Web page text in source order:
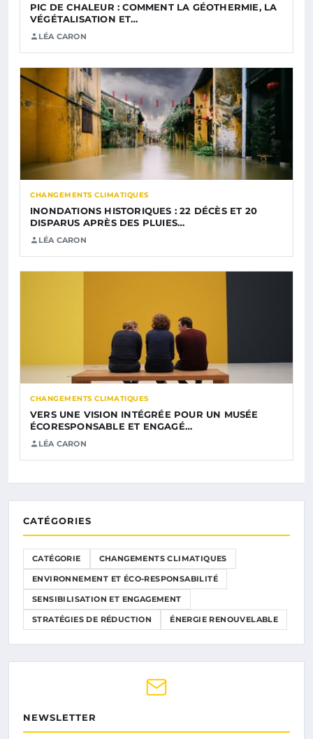
PIC DE CHALEUR : COMMENT LA GÉOTHERMIE, LA
VÉGÉTALISATION ET…
LÉA CARON
CHANGEMENTS CLIMATIQUES
INONDATIONS HISTORIQUES : 22 DÉCÈS ET 20
DISPARUS APRÈS DES PLUIES…
LÉA CARON
CHANGEMENTS CLIMATIQUES
VERS UNE VISION INTÉGRÉE POUR UN MUSÉE
ÉCORESPONSABLE ET ENGAGÉ…
LÉA CARON
CATÉGORIES
CATÉGORIE CHANGEMENTS CLIMATIQUES
ENVIRONNEMENT ET ÉCO-RESPONSABILITÉ
SENSIBILISATION ET ENGAGEMENT
STRATÉGIES DE RÉDUCTION ÉNERGIE RENOUVELABLE
NEWSLETTER